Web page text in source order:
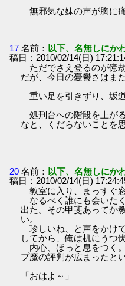
無邪気な妹の声が胸に痛
17 名前： 以下、名無しにか
稿日：2010/02/14(日)
ただでさえ登るのが億
だが、今日の憂鬱さはま
重い足を引きずり、坂道
処刑台への階段を上が
なと、くだらないことを
20 名前： 以下、名無しにか
稿日：2010/02/14(日)
教室に入り、まっすぐ
なるべく誰にも会いた
出た。その甲斐あってか
い。
珍しいね、と声をかけ
してから、俺は机にうつ
内心、ほっと息をつく
プ魔の評判が広まったと
「おはよ～」